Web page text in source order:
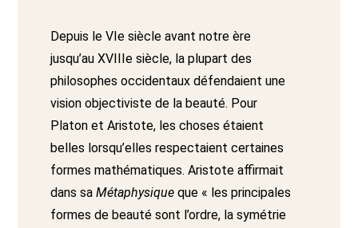
Depuis le VIe siècle avant notre ère
jusqu’au XVIIIe siècle, la plupart des
philosophes occidentaux défendaient une
vision objectiviste de la beauté. Pour
Platon et Aristote, les choses étaient
belles lorsqu’elles respectaient certaines
formes mathématiques. Aristote affirmait
dans sa Métaphysiqueque « les principales
formes de beauté sont l’ordre, la symétrie